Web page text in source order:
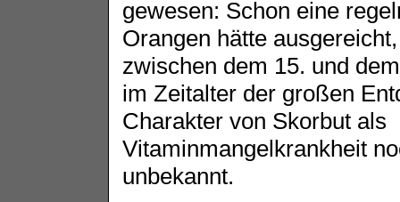
gewesen: Schon eine
Orangen hätte
zwischen dem 15. und
im Zeitalter der großen
Charakter von Skorbut als
Vitaminmangelkrankheit
unbekannt.